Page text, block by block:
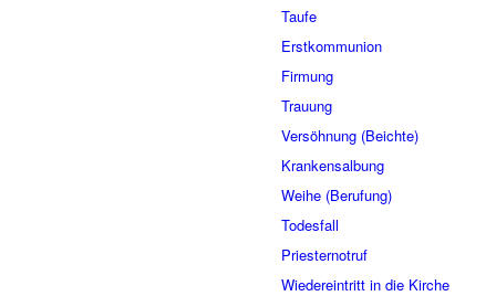
Taufe
Erstkommunion
Firmung
Trauung
Versöhnung (Beichte)
Krankensalbung
Weihe (Berufung)
Todesfall
Priesternotruf
Wiedereintritt in die Kirche